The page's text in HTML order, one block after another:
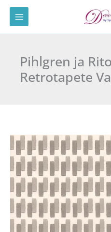
Zum
Inhalt
Pihlgren ja
Retrotapete
Pihlgren
ja
Ritola
Grafische
Retrotapete
Valoa
ja
Varjoa